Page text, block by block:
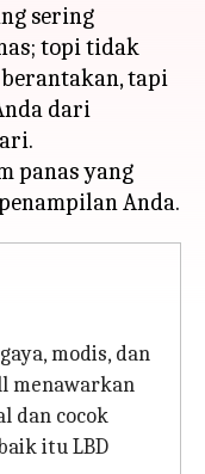
sering
topi tidak
tapi
dari
panas yang
modis, dan
menawarkan
dan cocok
itu LBD